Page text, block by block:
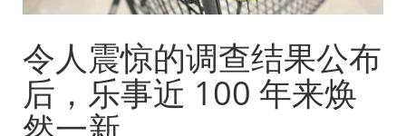
令人震惊的调查结果公布
后，乐事近 100 年来焕